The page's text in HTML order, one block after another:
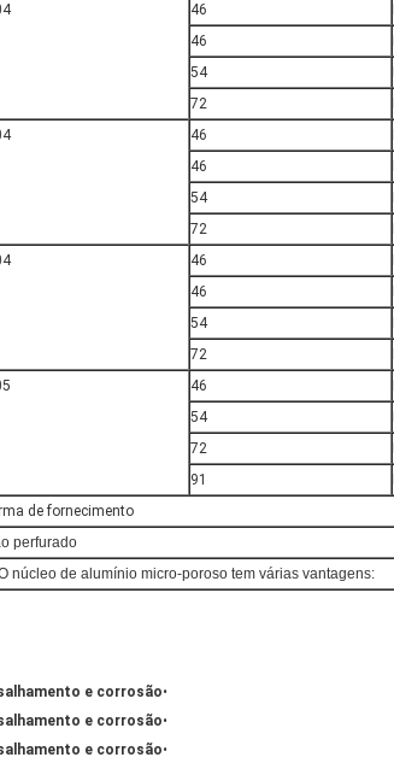
46
46
54
72
46
46
54
72
46
46
54
72
46
54
72
91
de fornecimento
perfurado
núcleo de alumínio micro-poroso tem várias vantagens:
e corrosão•
e corrosão•
e corrosão•